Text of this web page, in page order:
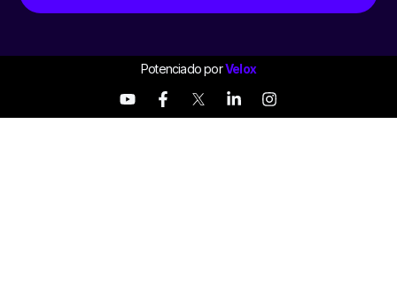
Potenciado porVelox